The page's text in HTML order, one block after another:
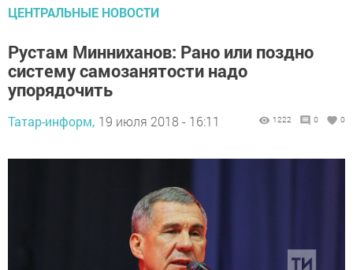
ЦЕНТРАЛЬНЫЕ НОВОСТИ
Рустам Минниханов: Рано или поздно
систему самозанятости надо
упорядочить
Татар-информ, 19 июля 2018 - 16:11 1222 0 0